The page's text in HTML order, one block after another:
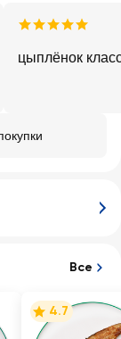
цыплёнок
Все
4.7